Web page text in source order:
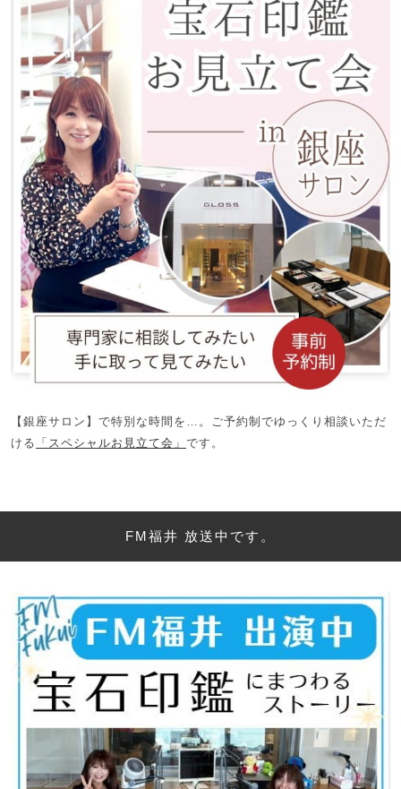
【銀座サロン】で特別な時間を…。ご予約制でゆっくり相談いただ
ける 「スペシャルお見立て会」 です。
FM福井 放送中です。